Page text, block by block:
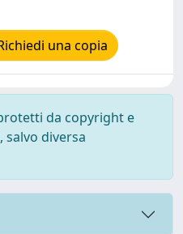
una copia
da copyright e
diversa